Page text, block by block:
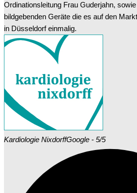
Ordinationsleitung Frau Guderjahn,
bildgebenden Geräte die es auf den
in Düsseldorf einmalig.
Kardiologie NixdorffGoogle - 5/5